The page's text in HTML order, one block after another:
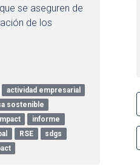
se aseguren de
de los
actividad empresarial
sostenible
informe
RSE
sdgs